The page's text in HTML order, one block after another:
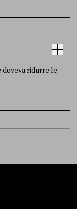
doveva ridurre le